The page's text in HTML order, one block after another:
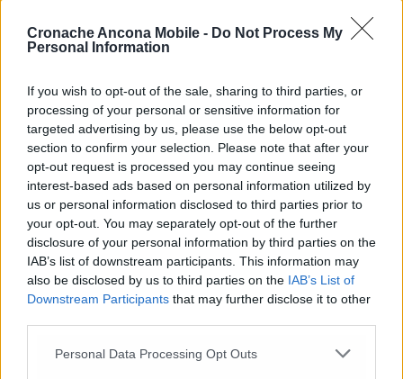
Cronache Ancona Mobile - Do Not Process My
Personal Information
If you wish to opt-out of the sale, sharing to third parties, or
processing of your personal or sensitive information for
targeted advertising by us, please use the below opt-out
section to confirm your selection. Please note that after your
opt-out request is processed you may continue seeing
interest-based ads based on personal information utilized by
us or personal information disclosed to third parties prior to
your opt-out. You may separately opt-out of the further
disclosure of your personal information by third parties on the
IAB’s list of downstream participants. This information may
also be disclosed by us to third parties on the IAB’s List of
Downstream Participants that may further disclose it to other
Personal Data Processing Opt Outs
Nessun commento presente
Commenta
Commenta l'articolo
Gli articoli più letti
Bimbi costretti a colpirsi da soli
buio:orrore all’asilo, arrestate due educatrici
-Luigia Fortunato,l’ennesimo femminicidio: